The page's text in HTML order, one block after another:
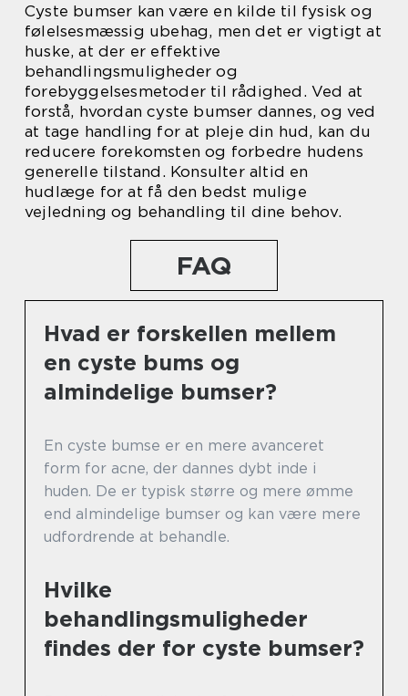
Cyste bumser kan være en kilde til fysisk og
følelsesmæssig ubehag, men det er vigtigt at
huske, at der er effektive
behandlingsmuligheder og
forebyggelsesmetoder til rådighed. Ved at
forstå, hvordan cyste bumser dannes, og ved
at tage handling for at pleje din hud, kan du
reducere forekomsten og forbedre hudens
generelle tilstand. Konsulter altid en
hudlæge for at få den bedst mulige
vejledning og behandling til dine behov.
FAQ
Hvad er forskellen mellem
en cyste bums og
almindelige bumser?
En cyste bumse er en mere avanceret
form for acne, der dannes dybt inde i
huden. De er typisk større og mere ømme
end almindelige bumser og kan være mere
udfordrende at behandle.
Hvilke
behandlingsmuligheder
findes der for cyste bumser?